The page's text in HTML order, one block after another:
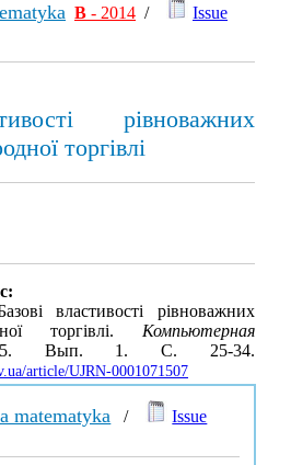
В - 2014 /
Issue
рівноважних
торгівлі
властивості рівноважних
торгівлі. Компьютерная
Вып. 1. С. 25-34.
article/UJRN-0001071507
matematyka /
Issue